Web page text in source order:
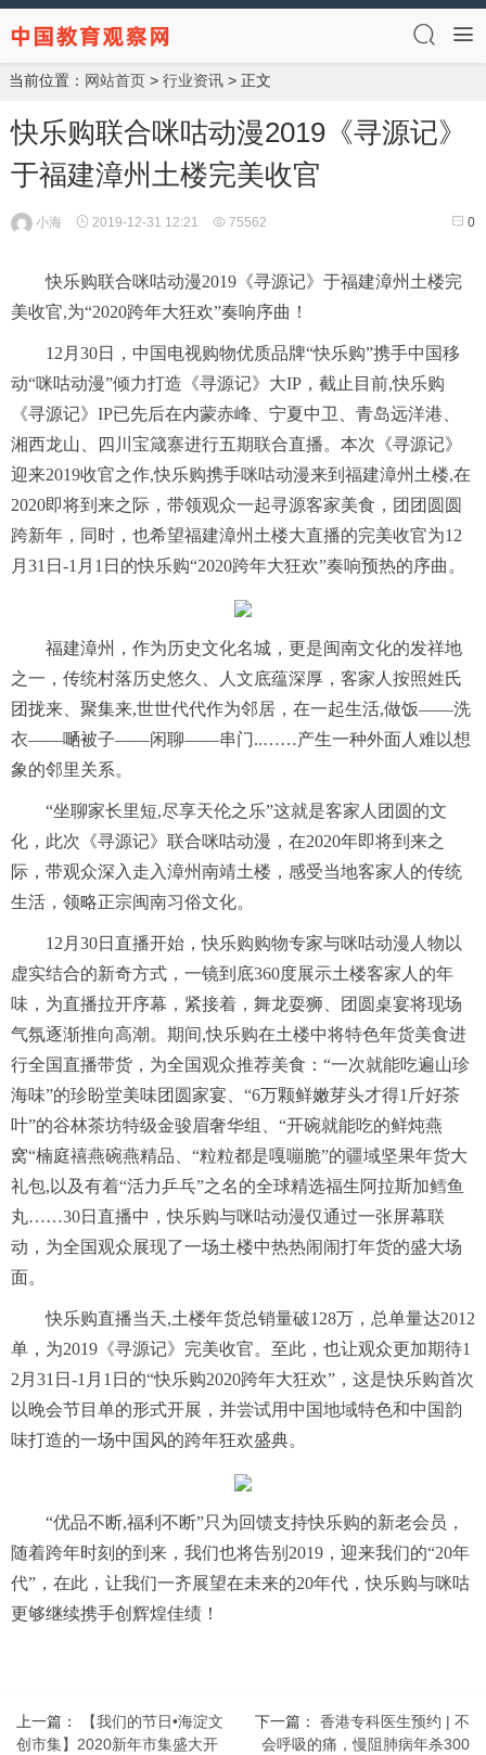
当前位置： 网站首页 > 行业资讯 > 正文
快乐购联合咪咕动漫2019《寻源记》
于福建漳州土楼完美收官
0
小海 2019-12-31 12:21 75562
快乐购联合咪咕动漫2019《寻源记》于福建漳州土楼完
美收官,为“2020跨年大狂欢”奏响序曲！
12月30日，中国电视购物优质品牌“快乐购”携手中国移
动“咪咕动漫”倾力打造《寻源记》大IP，截止目前,快乐购
《寻源记》IP已先后在内蒙赤峰、宁夏中卫、青岛远洋港、
湘西龙山、四川宝箴寨进行五期联合直播。本次《寻源记》
迎来2019收官之作,快乐购携手咪咕动漫来到福建漳州土楼,在
2020即将到来之际，带领观众一起寻源客家美食，团团圆圆
跨新年，同时，也希望福建漳州土楼大直播的完美收官为12
月31日-1月1日的快乐购“2020跨年大狂欢”奏响预热的序曲。
福建漳州，作为历史文化名城，更是闽南文化的发祥地
之一，传统村落历史悠久、人文底蕴深厚，客家人按照姓氏
团拢来、聚集来,世世代代作为邻居，在一起生活,做饭——洗
衣——嗮被子——闲聊——串门..……产生一种外面人难以想
象的邻里关系。
“坐聊家长里短,尽享天伦之乐”这就是客家人团圆的文
化，此次《寻源记》联合咪咕动漫，在2020年即将到来之
际，带观众深入走入漳州南靖土楼，感受当地客家人的传统
生活，领略正宗闽南习俗文化。
12月30日直播开始，快乐购购物专家与咪咕动漫人物以
虚实结合的新奇方式，一镜到底360度展示土楼客家人的年
味，为直播拉开序幕，紧接着，舞龙耍狮、团圆桌宴将现场
气氛逐渐推向高潮。期间,快乐购在土楼中将特色年货美食进
行全国直播带货，为全国观众推荐美食：“一次就能吃遍山珍
海味”的珍盼堂美味团圆家宴、“6万颗鲜嫩芽头才得1斤好茶
叶”的谷林茶坊特级金骏眉奢华组、“开碗就能吃的鲜炖燕
窝“楠庭禧燕碗燕精品、“粒粒都是嘎嘣脆”的疆域坚果年货大
礼包,以及有着“活力乒乓”之名的全球精选福生阿拉斯加鳕鱼
丸……30日直播中，快乐购与咪咕动漫仅通过一张屏幕联
动，为全国观众展现了一场土楼中热热闹闹打年货的盛大场
面。
快乐购直播当天,土楼年货总销量破128万，总单量达2012
单，为2019《寻源记》完美收官。至此，也让观众更加期待1
2月31日-1月1日的“快乐购2020跨年大狂欢”，这是快乐购首次
以晚会节目单的形式开展，并尝试用中国地域特色和中国韵
味打造的一场中国风的跨年狂欢盛典。
“优品不断,福利不断”只为回馈支持快乐购的新老会员，
随着跨年时刻的到来，我们也将告别2019，迎来我们的“20年
代”，在此，让我们一齐展望在未来的20年代，快乐购与咪咕
更够继续携手创辉煌佳绩！
上一篇：
【我们的节日•海淀文
创市集】2020新年市集盛大开
下一篇： 香港专科医生预约 | 不
会呼吸的痛，慢阻肺病年杀300